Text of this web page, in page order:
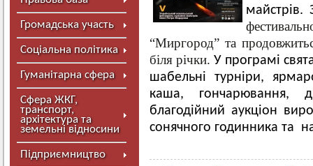
Громадська участь
Соціальна політика
Гуманітарна сфера
Сфера ЖКГ,
транспорт,
архітектура та
земельні відносини
Підприємництво
майстрів.
“Миргород” та
біля річки. У програмі
шабельні турніри,
каша, гончарювання,
благодійний аукціон
сонячного годинника та